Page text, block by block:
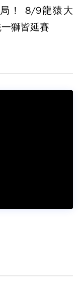
！ 8/9龍猿大
獅皆延賽